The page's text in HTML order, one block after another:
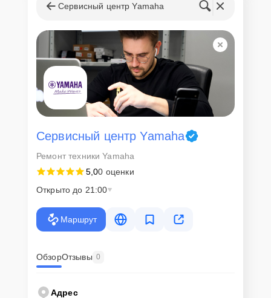
Сервисный центр Yamaha
Сервисный центр Yamaha
Ремонт техники Yamaha
5,00 оценки
Открыто до 21:00
Маршрут
ОбзорОтзывы 0
Адрес